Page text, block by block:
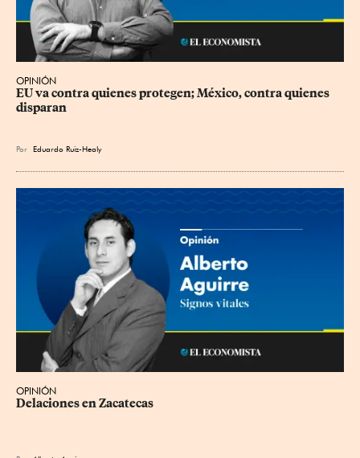
OPINIÓN
EU va contra quienes protegen; México, contra quienes
disparan
Por Eduardo Ruiz-Healy
OPINIÓN
Delaciones en Zacatecas